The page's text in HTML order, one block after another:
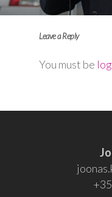
Leave a Reply
You must be